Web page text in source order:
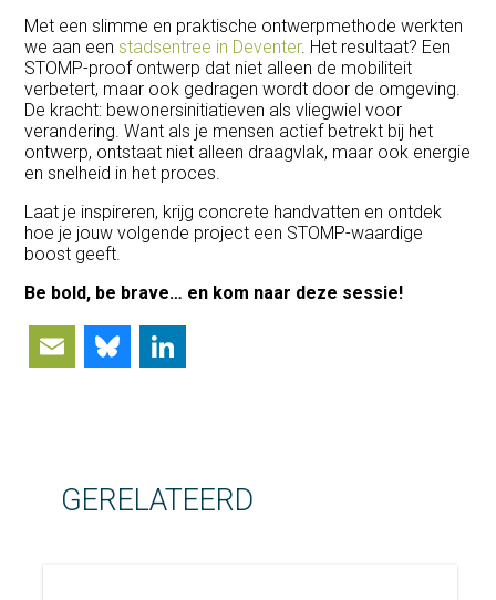
Met een slimme en praktische ontwerpmethode werkten
we aan eenstadsentree in Deventer. Het resultaat? Een
STOMP-proof ontwerp dat niet alleen de mobiliteit
verbetert, maar ook gedragen wordt door de omgeving.
De kracht: bewonersinitiatieven als vliegwiel voor
verandering. Want als je mensen actief betrekt bij het
ontwerp, ontstaat niet alleen draagvlak, maar ook energie
en snelheid in het proces.
Laat je inspireren, krijg concrete handvatten en ontdek
hoe je jouw volgende project een STOMP-waardige
boost geeft.
Be bold, be brave… en kom naar deze sessie!
EmailBluesky
GERELATEERD